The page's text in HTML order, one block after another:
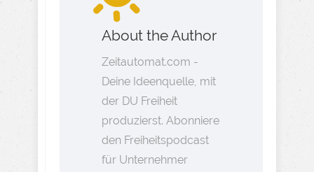
About the Author
Zeitautomat.com -
Deine Ideenquelle, mit
der DU Freiheit
produzierst. Abonniere
den Freiheitspodcast
für Unternehmer